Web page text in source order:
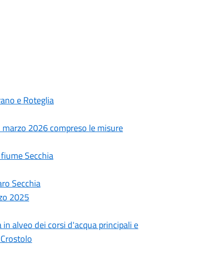
e Roteglia
2026 compreso le misure
Secchia
Secchia
2025
alveo dei corsi d'acqua principali e